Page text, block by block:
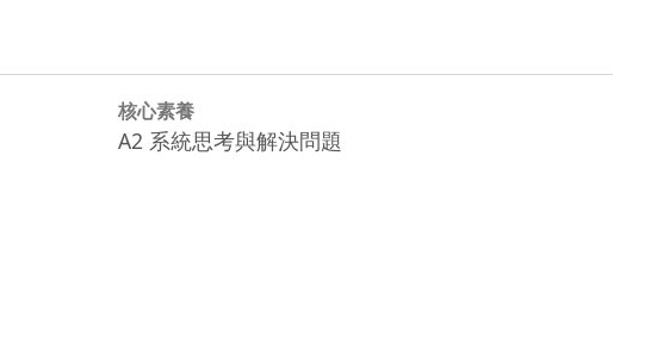
核心素養
A2 系統思考與解決問題